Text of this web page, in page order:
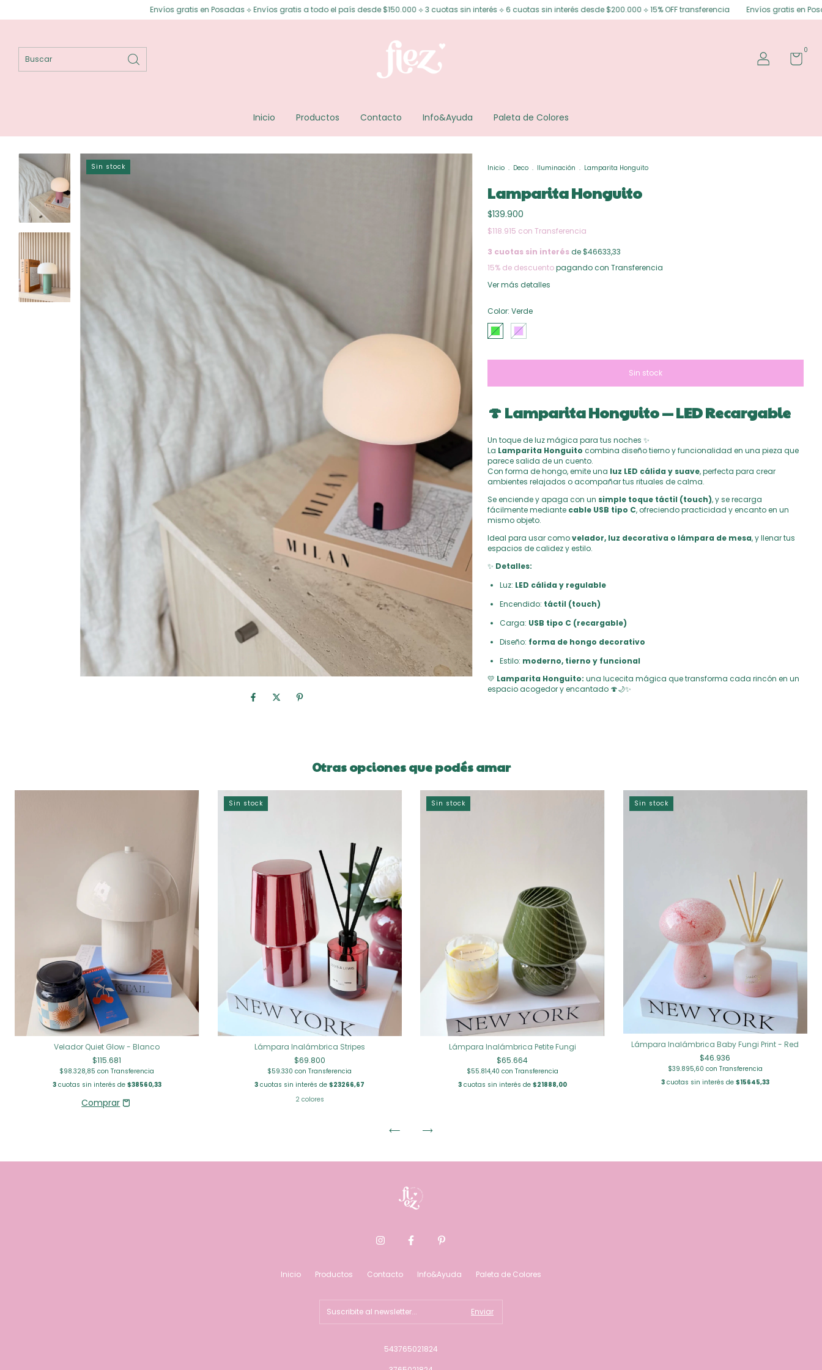
Envíos gratis en Posadas ⟡ Envíos gratis a todo el país desde $150.000 ⟡ 3 cuotas sin interés ⟡ 6 cuotas sin interés desde $200.000 ⟡ 15% OFF transferencia Envíos gratis en Posadas ⟡
0
Inicio Productos Contacto Info&Ayuda Paleta de Colores
Sin stock Inicio . Deco . Iluminación . Lamparita Honguito
Lamparita Honguito
$139.900
$118.915 con Transferencia
3 cuotas sin interésde $46633,33
15% de descuentopagando con Transferencia
Ver más detalles
Color: Verde
🍄 Lamparita Honguito — LED Recargable
Un toque de luz mágica para tus noches ✨
La Lamparita Honguito combina diseño tierno y funcionalidad en una pieza que
parece salida de un cuento.
Con forma de hongo, emite una luz LED cálida y suave, perfecta para crear
ambientes relajados o acompañar tus rituales de calma.
Se enciende y apaga con un simple toque táctil (touch), y se recarga
fácilmente mediante cable USB tipo C, ofreciendo practicidad y encanto en un
mismo objeto.
Ideal para usar comovelador, luz decorativa o lámpara de mesa, y llenar tus
espacios de calidez y estilo.
✨ Detalles:
Luz: LED cálida y regulable
Encendido: táctil (touch)
Carga: USB tipo C (recargable)
Diseño: forma de hongo decorativo
Estilo: moderno, tierno y funcional
💛 Lamparita Honguito: una lucecita mágica que transforma cada rincón en un
espacio acogedor y encantado 🍄🌙✨
Otras opciones que podés amar
Velador Quiet Glow - Blanco
$115.681
$98.328,85con Transferencia
3cuotas sin interés de $38560,33
Sin stock
Lámpara Inalámbrica Stripes
$69.800
$59.330con Transferencia
3 cuotas sin interés de$23266,67
2 colores
Sin stock
Lámpara Inalámbrica Petite Fungi
$65.664
$55.814,40 con Transferencia
3cuotas sin interés de $21888,00
Sin stock
Lámpara Inalámbrica Baby Fungi Print - Red
$46.936
$39.895,60 con Transferencia
3cuotas sin interés de $15645,33
Inicio Productos Contacto Info&Ayuda Paleta de Colores
543765021824